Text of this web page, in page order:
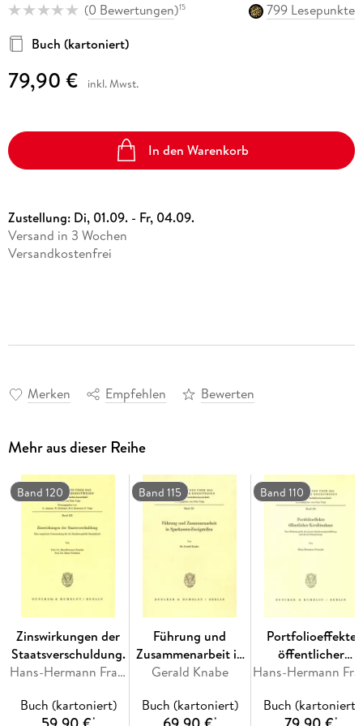
(0 Bewertungen)15
799 Lesepunkte
Buch (kartoniert)
79,90 € inkl. Mwst.
In den Warenkorb
Zustellung: Di, 01.09. - Fr, 04.09.
Versand in 3 Wochen
Versandkostenfrei
Merken Empfehlen Bewerten
Mehr aus dieser Reihe
Band 120
Zinswirkungen der
Staatsverschuldung.
Hans-Hermann Francke, Dieter Friedrich
Buch (kartoniert)
*
Band 115
Führung und
Zusammenarbeit in
Sparkassen-
Gerald Knabe
Buch (kartoniert)
*
Band 110
Portfolioeffekte
öffentlicher
Kreditnahme.
Buch (kartoniert)
*